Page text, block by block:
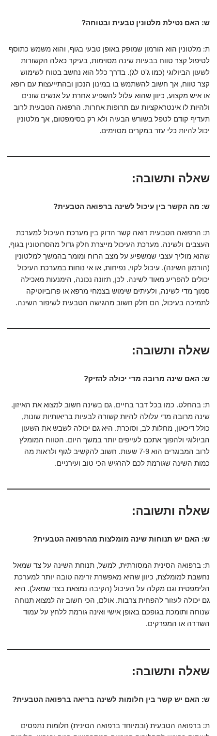
ש: האם נטילת מלטונין טבעית ובטוחה?
ת: מלטונין הוא הורמון שמופק באופן טבעי בגוף, והוא משמש כתוסף
לטיפול קצר טווח בבעיות שינה מסוימות, בעיקר כאלה הקשורות
לשעון הביולוגי (כמו ג'ט לג). בדרך כלל הוא נחשב בטוח לשימוש
קצר טווח, אך חשוב להשתמש בו במינון הנכון ובהתייעצות עם רופא
או איש מקצוע, כיוון שהוא עלול להשפיע אחרת על אנשים שונים
ולהיות לו אינטראקציות עם תרופות אחרות. הרפואה הטבעית לרוב
תעדיף קודם לטפל בשורש הבעיה ולא רק בסימפטום, אך מלטונין
יכול להיות כלי עזר במקרים מסוימים.
שאלה ותשובה:
ש: מה הקשר בין עיכול לשינה ברפואה הטבעית?
ת: הרפואה הטבעית רואה קשר הדוק בין מערכת העיכול למערכת
העצבים ולשינה. מערכת העיכול מייצרת חלק גדול מהסרוטונין בגוף,
שהוא מוליך עצבי שמשפיע על מצב הרוח ומומר בהמשך למלטונין
(הורמון השינה). עיכול לקוי, נפיחות, או אי נוחות במערכת העיכול
יכולים להפריע מאוד לשינה. לכן, תזונה נכונה, הימנעות מאכילה
סמוך מדי לשינה, ולעיתים שימוש בצמחי מרפא או פרוביוטיקה
לתמיכה בעיכול, הם חלק חשוב מהגישה הטבעית לשיפור השינה.
שאלה ותשובה:
ש: האם שינה מרובה מדי יכולה להזיק?
ת: בהחלט. כמו בכל דבר בחיים, גם בשינה חשוב למצוא את האיזון.
שינה מרובה מדי עלולה להיות קשורה לבעיות בריאותיות שונות,
כולל דיכאון, מחלות לב, וסוכרת. היא גם יכולה לשבש את השעון
הביולוגי ולהפוך אתכם לעייפים יותר במשך היום. הטווח המומלץ
לרוב המבוגרים הוא 7-9 שעות. חשוב להקשיב לגוף ולראות מה
כמות השינה שגורמת לכם להרגיש הכי טוב ועירניים.
שאלה ותשובה:
ש: האם יש תנוחות שינה מומלצות מהרפואה הטבעית?
ת: ברפואה הסינית המסורתית, למשל, תנוחת השינה על צד שמאל
נחשבת למומלצת, כיוון שהיא מאפשרת זרימה טובה יותר למערכת
הלימפטית וגם מקלה על העיכול (הקיבה נמצאת בצד שמאל). היא
גם יכולה לעזור להפחית צרבות. אולם, הכי חשוב זה למצוא תנוחה
שנוחה ותומכת בגופכם באופן אישי ואינה גורמת ללחץ על עמוד
השדרה או המפרקים.
שאלה ותשובה:
ש: האם יש קשר בין חלומות לשינה בריאה ברפואה הטבעית?
ת: ברפואה הטבעית (ובמיוחד ברפואה הסינית) חלומות נתפסים